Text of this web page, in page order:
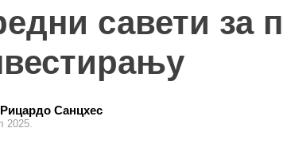
савети за
Рицардо Санцхес
2025.